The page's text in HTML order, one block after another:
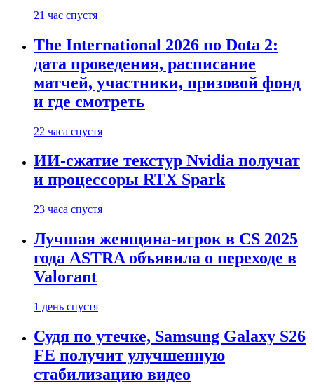
21 час спустя
The International 2026 по Dota 2:
дата проведения, расписание
матчей, участники, призовой фонд
и где смотреть
22 часа спустя
ИИ-сжатие текстур Nvidia получат
и процессоры RTX Spark
23 часа спустя
Лучшая женщина-игрок в CS 2025
года ASTRA объявила о переходе в
Valorant
1 день спустя
Судя по утечке, Samsung Galaxy S26
FE получит улучшенную
стабилизацию видео